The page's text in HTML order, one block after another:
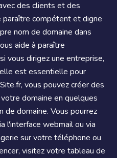
des clients et des
compétent et digne
nom de domaine dans
aide à paraître
vous dirigez une entreprise,
est essentielle pour
vous pouvez créer des
domaine en quelques
de domaine. Vous pourrez
l'interface webmail ou via
sur votre téléphone ou
visitez votre tableau de